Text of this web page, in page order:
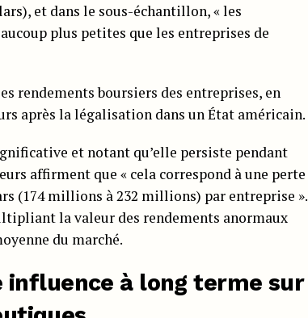
et dans le sous-échantillon, « les
plus petites que les entreprises de
rendements boursiers des entreprises, en
après la légalisation dans un État américain.
et notant qu’elle persiste pendant
affirment que « cela correspond à une perte
(174 millions à 232 millions) par entreprise ».
la valeur des rendements anormaux
du marché.
influence à long terme sur